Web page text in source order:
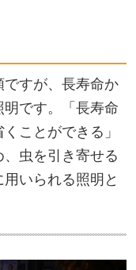
すが、長寿命か
です。「長寿命
ことができる」
、虫を引き寄せる
いられる照明と